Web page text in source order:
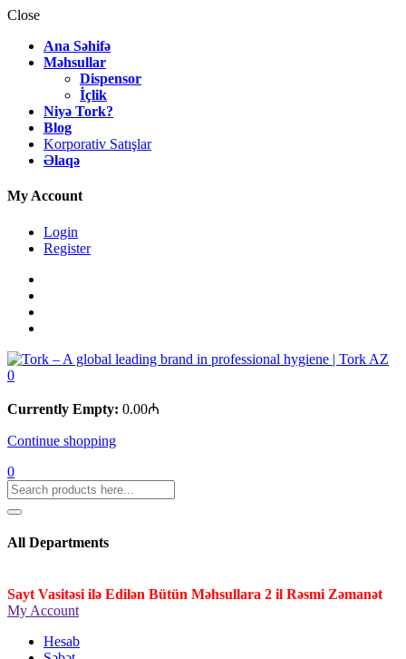
Close
Ana Səhifə
Məhsullar
Dispensor
İçlik
Niyə Tork?
Blog
Korporativ Satışlar
Əlaqə
My Account
Login
Register
0
Currently Empty: 0.00₼
Continue shopping
0
All Departments
Sayt Vasitəsi ilə Edilən Bütün Məhsullara 2 il Rəsmi Zəmanət
My Account
Hesab